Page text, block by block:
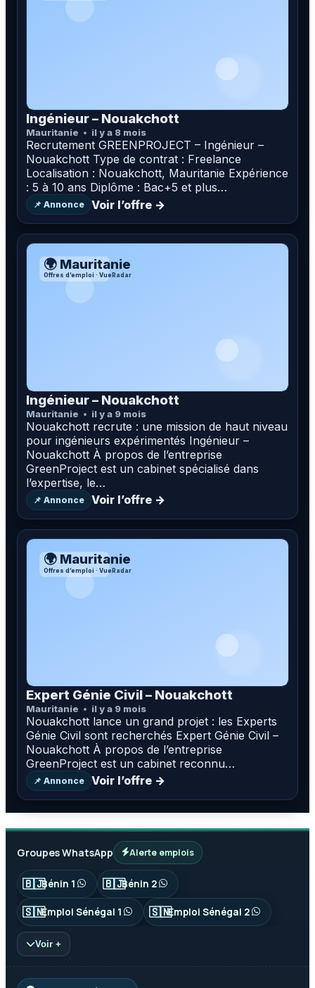
Ingénieur – Nouakchott
Mauritanie il y a 8 mois
Recrutement GREENPROJECT – Ingénieur –
Nouakchott Type de contrat : Freelance
Localisation : Nouakchott, Mauritanie Expérience
: 5 à 10 ans Diplôme : Bac+5 et plus…
📌 Annonce Voir l’offre →
🌍 Mauritanie
Offres d’emploi · VueRadar
Ingénieur – Nouakchott
Mauritanie il y a 9 mois
Nouakchott recrute : une mission de haut niveau
pour ingénieurs expérimentés Ingénieur –
Nouakchott À propos de l’entreprise
GreenProject est un cabinet spécialisé dans
l’expertise, le…
📌 Annonce Voir l’offre →
🌍 Mauritanie
Offres d’emploi · VueRadar
Expert Génie Civil – Nouakchott
Mauritanie il y a 9 mois
Nouakchott lance un grand projet : les Experts
Génie Civil sont recherchés Expert Génie Civil –
Nouakchott À propos de l’entreprise
GreenProject est un cabinet reconnu…
📌 Annonce Voir l’offre →
Groupes WhatsApp Alerte emplois
🇧🇯Bénin 1 🇧🇯Bénin 2
🇸🇳Emploi Sénégal 1 🇸🇳Emploi Sénégal 2
Voir +